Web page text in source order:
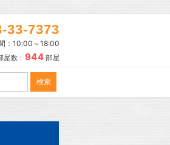
33-7373
：10:00～18:00
数： 944 部屋